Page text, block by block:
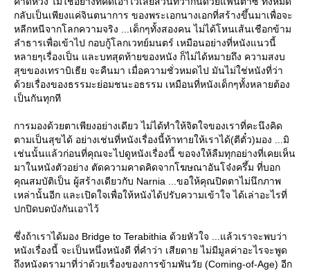
กลับเป็นเพียงแค่จินตนาการ ของพระเอกนางเอกที่สร้างขึ้นมาเพื่อจะ
หลีกหนีจากโลกความจริง ...เด็กๆทั้งสองคน ไม่ได้โหนเส้นเชือกข้าม
ลำธารเพื่อเข้าไป กอบกู้โลกเวทย์มนตร์ เหมือนอย่างที่หนังแนวนี้
หลายๆเรื่องเป็น และบทสุดท้ายของหนัง ก็ไม่ได้หมายถึง ความสงบ
สุขของเทราบิเธีย จะคืนมา เมื่อความชั่วหมดไป มันไม่ใช่หนังที่ว่า
ด้วยเรื่องของธรรมะย่อมชนะอธรรม เหมือนที่หนังเด็กๆทั้งหลายต้อง
เป็นกันทุกที
การมองด้วยตาเพียงอย่างเดียว ไม่ได้ทำให้จิตใจของเราที่คะนึงคิด
ตามเป็นสุขได้ อย่างเช่นที่หนังเรื่องนี้ท้าทายให้เราได้(ตีตั๋ว)มอง ...มิ
เช่นนั้นแล้วก่อนที่คุณจะไปดูหนังเรื่องนี้ ขอจงให้ลืมทุกอย่างที่เคยเห็น
มาในหนังตัวอย่าง ตัดความคาดคิดจากโฆษณาอันโจ๋งครึ้ม ที่บอก
คุณสมบัติเป็น ผู้สร้างเดียวกับ Narnia ...ขอให้คุณปิดตาไม่นึกภาพ
เหล่านั้นอีก และเปิดใจเพื่อให้หนังได้ปรับความเข้าใจ ได้เล่าอะไรที่
ปกปิดบดบังกันเอาไว้
ซึ่งถ้าเราได้มอง Bridge to Terabithia ด้วยหัวใจ ...แล้วเราจะพบว่า
หนังเรื่องนี้ จะเป็นหนึ่งหนังดี ที่คำว่า เสียดาย ไม่มีมูลค่าอะไรจะพูด
ถึงหนังดรามาที่ว่าด้วยเรื่องของการข้ามพันวัย (Coming-of-Age) อีก